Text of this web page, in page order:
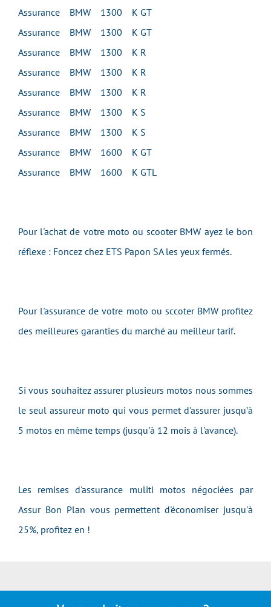
Assurance BMW 1300 K GT
Assurance BMW 1300 K GT
Assurance BMW 1300 K R
Assurance BMW 1300 K R
Assurance BMW 1300 K R
Assurance BMW 1300 K S
Assurance BMW 1300 K S
Assurance BMW 1600 K GT
Assurance BMW 1600 K GTL
Pour l'achat de votre moto ou scooter BMW ayez le bon
réflexe : Foncez chez ETS Papon SA les yeux fermés.
Pour l'assurance de votre moto ou sccoter BMW profitez
des meilleures garanties du marché au meilleur tarif.
Si vous souhaitez assurer plusieurs motos nous sommes
le seul assureur moto qui vous permet d'assurer jusqu’à
5 motos en même temps (jusqu'à 12 mois à l'avance).
Les remises d'assurance muliti motos négociées par
Assur Bon Plan vous permettent d'économiser jusqu'à
25%, profitez en !